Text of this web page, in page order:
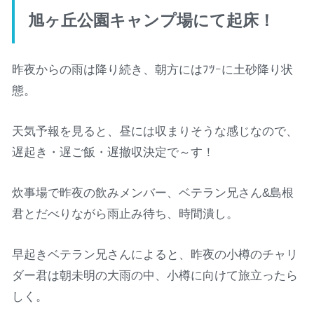
旭ヶ丘公園キャンプ場にて起床！
昨夜からの雨は降り続き、朝方にはﾌﾂｰに土砂降り状
態。
天気予報を見ると、昼には収まりそうな感じなので、
遅起き・遅ご飯・遅撤収決定で～す！
炊事場で昨夜の飲みメンバー、ベテラン兄さん&島根
君とだべりながら雨止み待ち、時間潰し。
早起きベテラン兄さんによると、昨夜の小樽のチャリ
ダー君は朝未明の大雨の中、小樽に向けて旅立ったら
しく。